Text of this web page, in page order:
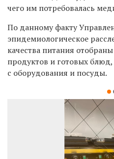
чего им потребовалась
По данному факту
эпидемиологическое
качества питания
продуктов и готовых
с оборудования и посуды.